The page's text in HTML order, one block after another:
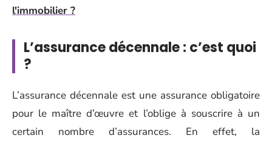
l'immobilier ?
L’assurance décennale : c’est quoi
?
L’assurance décennale est une assurance obligatoire
pour le maître d’œuvre et l’oblige à souscrire à un
certain nombre d’assurances. En effet, la